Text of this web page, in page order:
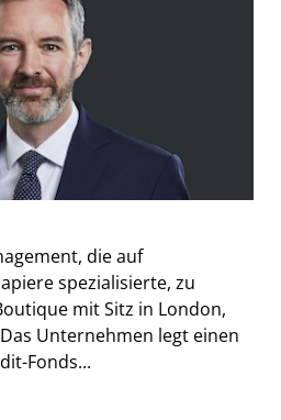
die auf
spezialisierte, zu
mit Sitz in London,
Unternehmen legt einen
Fonds...